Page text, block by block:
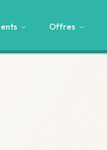
Offres